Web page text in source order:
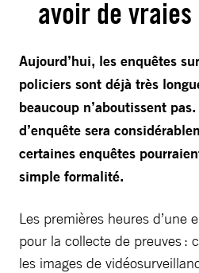
avoir de
Aujourd’hui, les enquêtes
policiers sont déjà très
beaucoup n’aboutissent pas.
d’enquête sera
certaines enquêtes
simple formalité.
Les premières heures d’une
pour la collecte de preuves :
les images de